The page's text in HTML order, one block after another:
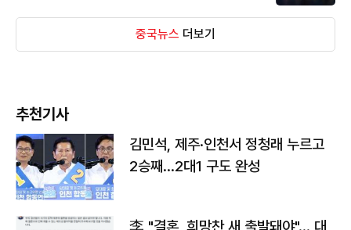
중국뉴스 더보기
추천기사
김민석, 제주·인천서 정청래 누르고
2승째…2대1 구도 완성
李 "결혼, 희망찬 새 출발돼야"… 대